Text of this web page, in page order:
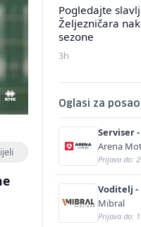
Pogledajte
Željezničara
sezone
3h
Oglasi za posao
Serviser
Arena
Prijava do:
Voditelj -
gradilištu
Mibral
Prijava do: